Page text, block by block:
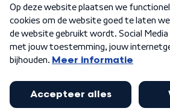
Algemene voorwaarden